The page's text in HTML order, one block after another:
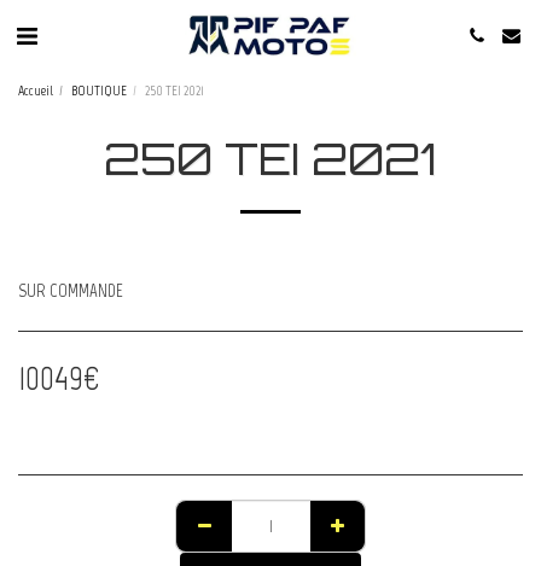
Accueil BOUTIQUE 250 TEI 2021
250 TEI 2021
SUR COMMANDE
10049€